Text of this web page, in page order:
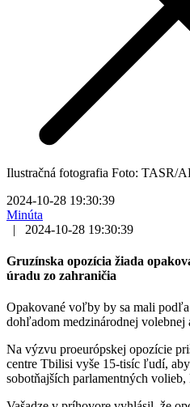
Ilustračná fotografia Foto: TASR/
2024-10-28 19:30:39
Minúta
|
2024-10-28 19:30:39
Gruzínska opozícia žiada
úradu zo zahraničia
Opakované voľby by sa mali
dohľadom medzinárodnej volebnej
Na výzvu proeurópskej opozície
centre Tbilisi vyše 15-tisíc ľudí,
sobotňajších parlamentných